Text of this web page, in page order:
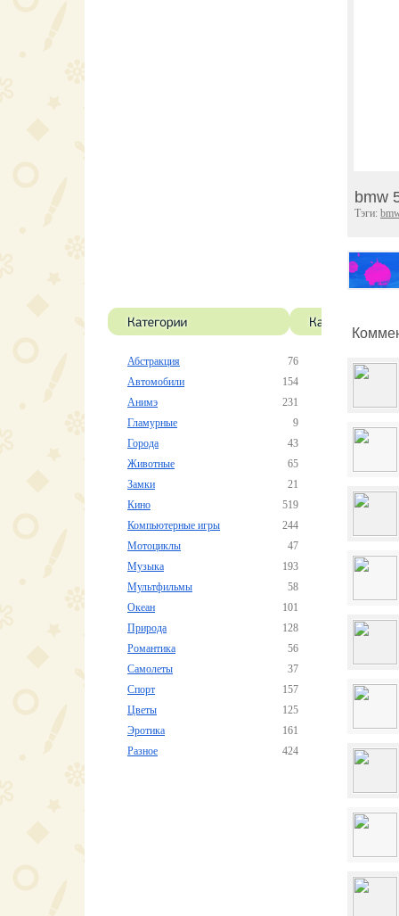
Абстракция
76
Автомобили
154
Анимэ
231
Гламурные
9
Города
43
Животные
65
Замки
21
Кино
519
Компьютерные игры
244
Мотоциклы
47
Музыка
193
Мультфильмы
58
Океан
101
Природа
128
Романтика
56
Самолеты
37
Спорт
157
Цветы
125
Эротика
161
Разное
424
bmw
Тэги: